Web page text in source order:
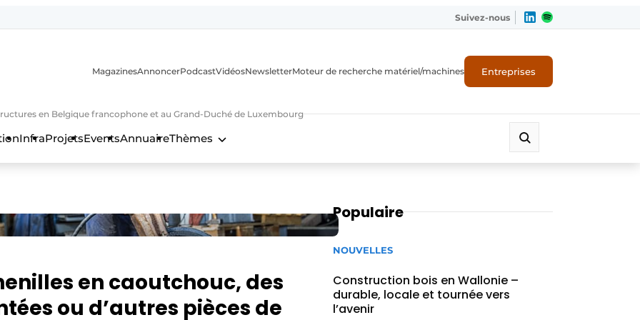
Suivez-nous
en Belgique francophone et au Grand-Duché de Luxembourg
MagazinesAnnoncerPodcastVidéosNewsletterMoteur de recherche matériel/machines Entreprises
InfraProjetsEventsAnnuaireThèmes
en caoutchouc, des
ou d’autres pièces de
Populaire
NOUVELLES
Construction bois en Wallonie –
durable, locale et tournée vers
l’avenir